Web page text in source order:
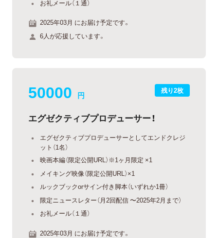
お礼メール（１通）
2025年03月 にお届け予定です。
6人が応援しています。
残り2枚
50000 円
エグゼクティブプロデューサー！
エグゼクティブプロデューサーとしてエンドクレジ
ット（1名）
映画本編（限定公開URL）※1ヶ月限定 ×1
メイキング映像（限定公開URL）×1
ルックブックorサイン付き脚本（いずれか1冊）
限定ニュースレター（月2回配信 〜2025年2月まで）
お礼メール（１通）
2025年03月 にお届け予定です。